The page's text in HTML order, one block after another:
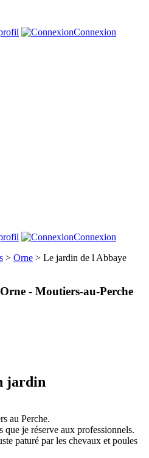
Connexion
Connexion
> Orne > Le jardin de l Abbaye
- Moutiers-au-Perche
jardin
au Perche.
je réserve aux professionnels.
paturé par les chevaux et poules